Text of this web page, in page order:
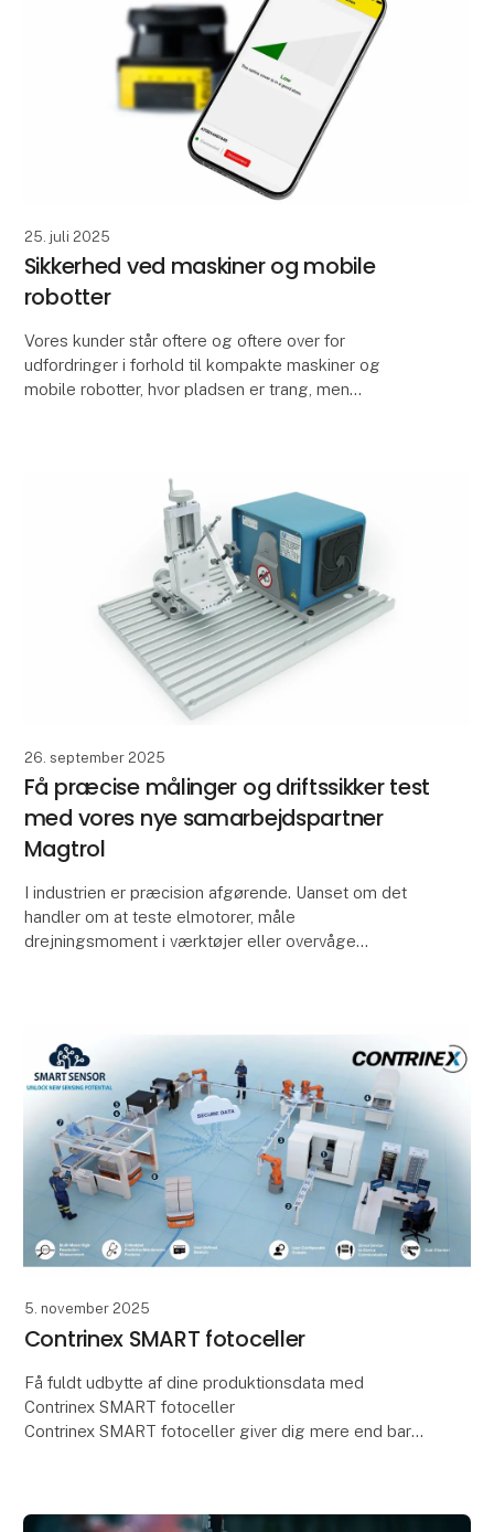
25. juli 2025
Sikkerhed ved maskiner og mobile
robotter
Vores kunder står oftere og oftere over for
udfordringer i forhold til kompakte maskiner og
mobile robotter, hvor pladsen er trang, men
26. september 2025
Få præcise målinger og driftssikker test
med vores nye samarbejdspartner
Magtrol
I industrien er præcision afgørende. Uanset om det
handler om at teste elmotorer, måle
drejningsmoment i værktøjer eller overvåge
5. november 2025
Contrinex SMART fotoceller
Få fuldt udbytte af dine produktionsdata med
Contrinex SMART fotoceller
Contrinex SMART fotoceller giver dig mere end bare